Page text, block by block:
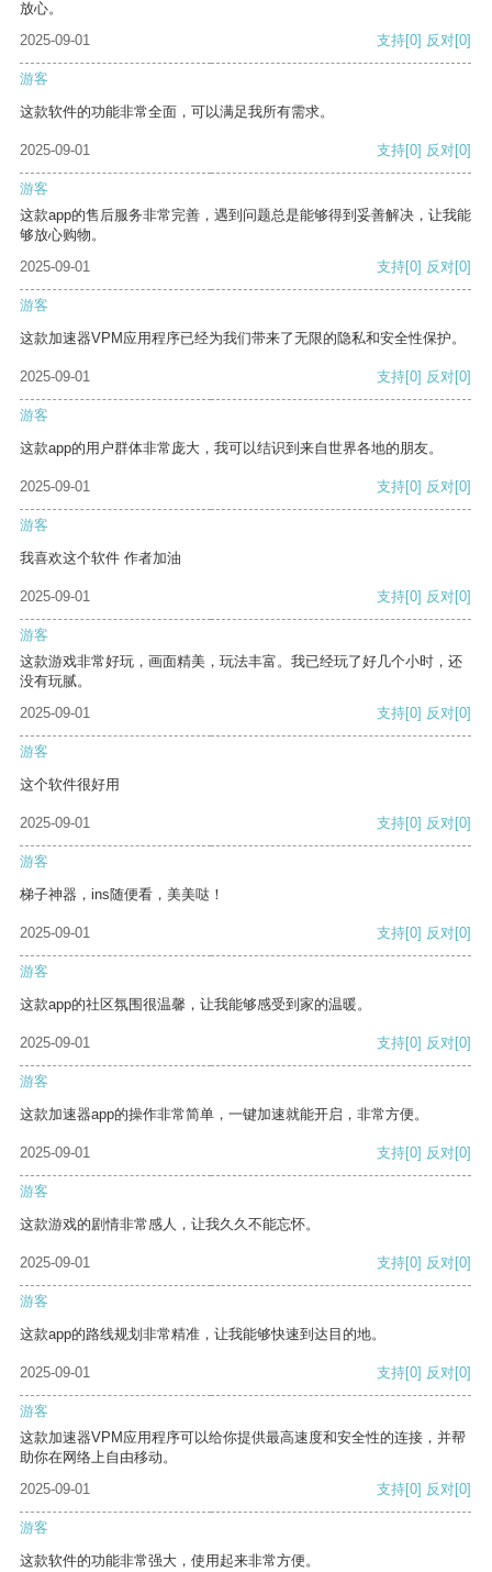
放心。
2025-09-01
支持[0] 反对[0]
游客
这款软件的功能非常全面，可以满足我所有需求。
2025-09-01 支持[0] 反对[0]
游客
这款app的售后服务非常完善，遇到问题总是能够得到妥善解决，让我能
够放心购物。
2025-09-01
支持[0] 反对[0]
游客
这款加速器VPM应用程序已经为我们带来了无限的隐私和安全性保护。
2025-09-01 支持[0] 反对[0]
游客
这款app的用户群体非常庞大，我可以结识到来自世界各地的朋友。
2025-09-01 支持[0] 反对[0]
游客
我喜欢这个软件 作者加油
2025-09-01 支持[0] 反对[0]
游客
这款游戏非常好玩，画面精美，玩法丰富。我已经玩了好几个小时，还
没有玩腻。
2025-09-01
支持[0] 反对[0]
游客
这个软件很好用
2025-09-01 支持[0] 反对[0]
游客
梯子神器，ins随便看，美美哒！
2025-09-01 支持[0] 反对[0]
游客
这款app的社区氛围很温馨，让我能够感受到家的温暖。
2025-09-01 支持[0] 反对[0]
游客
这款加速器app的操作非常简单，一键加速就能开启，非常方便。
2025-09-01 支持[0] 反对[0]
游客
这款游戏的剧情非常感人，让我久久不能忘怀。
2025-09-01 支持[0] 反对[0]
游客
这款app的路线规划非常精准，让我能够快速到达目的地。
2025-09-01 支持[0] 反对[0]
游客
这款加速器VPM应用程序可以给你提供最高速度和安全性的连接，并帮
助你在网络上自由移动。
2025-09-01
支持[0] 反对[0]
游客
这款软件的功能非常强大，使用起来非常方便。